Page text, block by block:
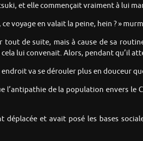
et elle commençait vraiment à lui
ce voyage en valait la peine, hein ? »
tout de suite, mais à cause de sa
lui convenait. Alors, pendant qu’il
va se dérouler plus en douceur
l’antipathie de la population envers
déplacée et avait posé les bases